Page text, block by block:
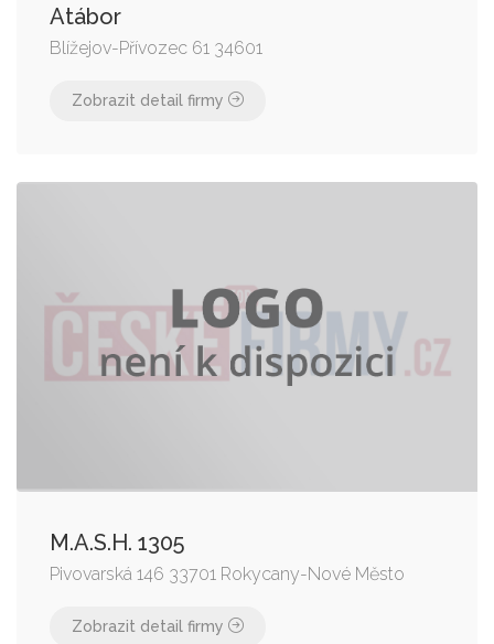
Atábor
Blížejov-Přívozec 61 34601
Zobrazit detail firmy
M.A.S.H. 1305
Pivovarská 146 33701 Rokycany-Nové Město
Zobrazit detail firmy